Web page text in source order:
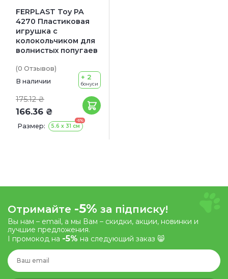
FERPLAST Toy PA
4270 Пластиковая
игрушка с
колокольчиком для
волнистых попугаев
(0 Отзывов)
В наличии
175.12 ₴
166.36 ₴
+ 2
бонуси
Размер:
-5%
5.6 х 31 см
Отримайте -5% за підписку!
Вы нам – email, а мы Вам – скидки, акции, новинки и
лучшие предложения.
І промокод на -5% на следующий заказ 😸